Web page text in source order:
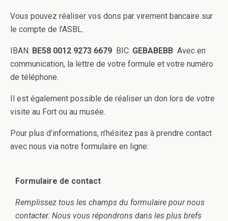
Vous pouvez réaliser vos dons par virement bancaire sur
le compte de l’ASBL.
IBAN: BE58 0012 9273 6679 BIC: GEBABEBB Avec en
communication, la lettre de votre formule et votre numéro
de téléphone.
Il est également possible de réaliser un don lors de votre
visite au Fort ou au musée.
Pour plus d’informations, n’hésitez pas à prendre contact
avec nous via notre formulaire en ligne:
Formulaire de contact
Remplissez tous les champs du formulaire pour nous
contacter. Nous vous répondrons dans les plus brefs